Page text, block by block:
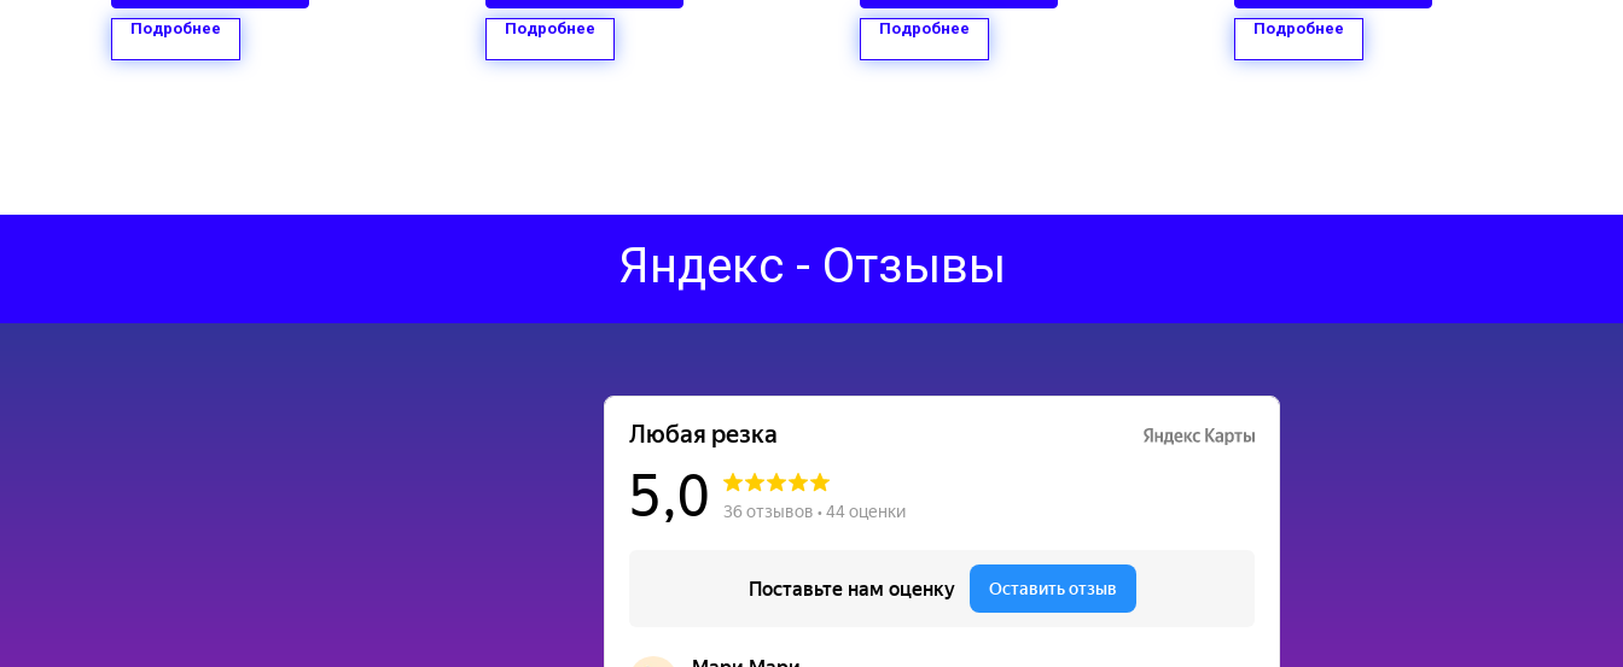
Подробнее
Тип крепления:открытый
Подробнее Подробнее Подробнее
Яндекс - Отзывы